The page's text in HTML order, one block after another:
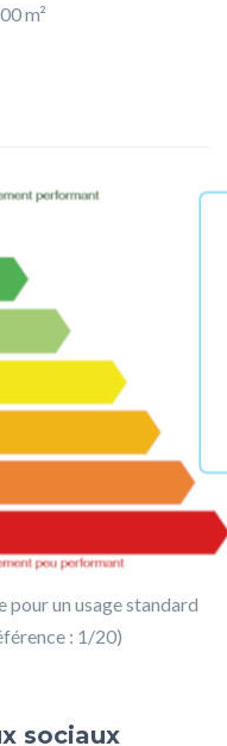
m²
pour un usage standard
: 1/20)
sociaux